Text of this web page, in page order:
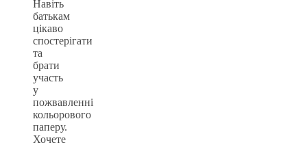
Навіть
батькам
цікаво
спостерігати
та
брати
участь
у
пожвавленні
кольорового
паперу.
Хочете